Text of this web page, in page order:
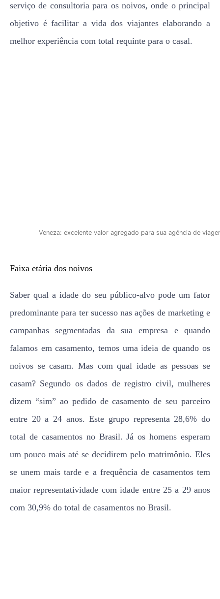
serviço de consultoria para os noivos, onde o principal
objetivo é facilitar a vida dos viajantes elaborando a
melhor experiência com total requinte para o casal.
Veneza: excelente valor agregado para sua agência de
Faixa etária dos noivos
Saber qual a idade do seu público-alvo pode um fator
predominante para ter sucesso nas ações de marketing e
campanhas segmentadas da sua empresa e quando
falamos em casamento, temos uma ideia de quando os
noivos se casam. Mas com qual idade as pessoas se
casam? Segundo os dados de registro civil, mulheres
dizem “sim” ao pedido de casamento de seu parceiro
entre 20 a 24 anos. Este grupo representa 28,6% do
total de casamentos no Brasil. Já os homens esperam
um pouco mais até se decidirem pelo matrimônio. Eles
se unem mais tarde e a frequência de casamentos tem
maior representatividade com idade entre 25 a 29 anos
com 30,9% do total de casamentos no Brasil.